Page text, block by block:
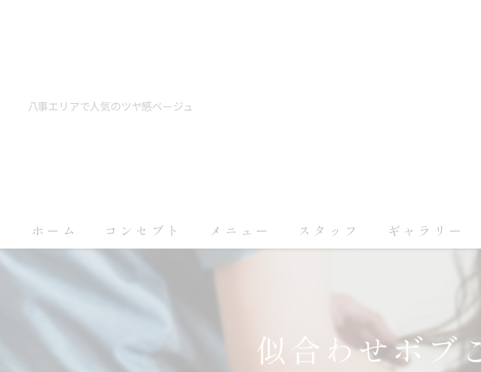
八事エリアで人気のツヤ感ベージュ
ホーム コンセプト メニュー スタッフ ギャラリー
似合わせボブ